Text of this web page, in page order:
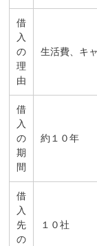
借
入
の
理
由
生活費、キ
借
入
の
期
間
約１０年
借
入
先
の
１０社